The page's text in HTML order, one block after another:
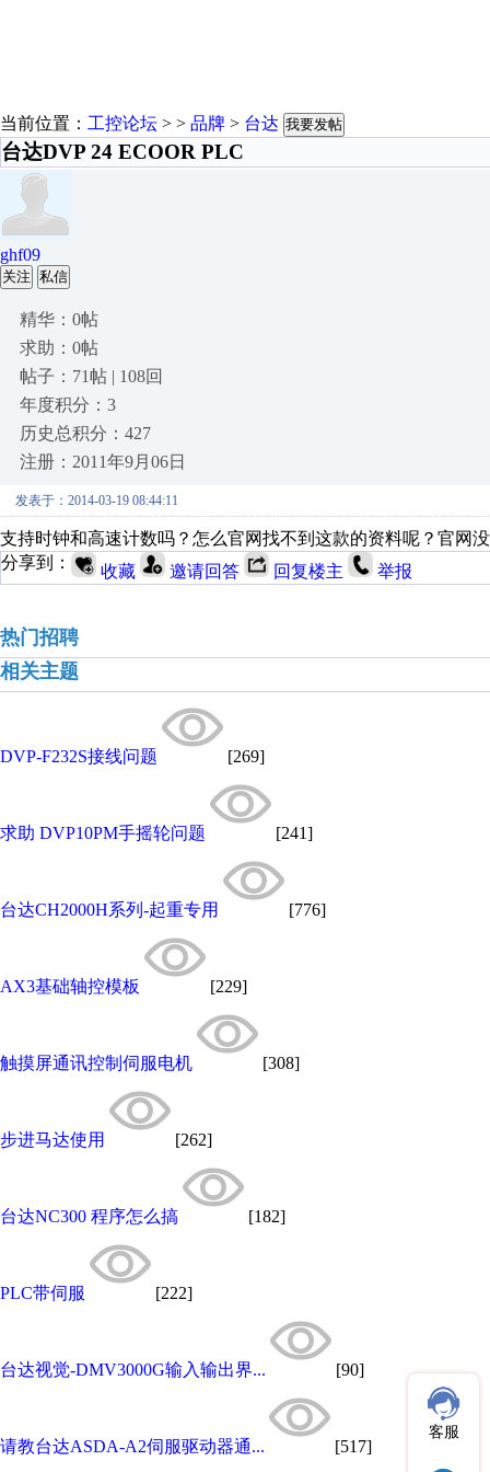
当前位置： 工控论坛 > > 品牌 > 台达 我要发帖
台达DVP 24 ECOOR PLC
ghf09
关注 私信
精华：0帖
求助：0帖
帖子：71帖 | 108回
年度积分：3
历史总积分：427
注册：2011年9月06日
发表于：2014-03-19 08:44:11
支持时钟和高速计数吗？怎么官网找不到这款的资料呢？官网
分享到：
收藏 邀请回答 回复楼主 举报
热门招聘
相关主题
DVP-F232S接线问题 [269]
求助 DVP10PM手摇轮问题 [241]
台达CH2000H系列-起重专用 [776]
AX3基础轴控模板 [229]
触摸屏通讯控制伺服电机 [308]
步进马达使用 [262]
台达NC300 程序怎么搞 [182]
PLC带伺服 [222]
台达视觉-DMV3000G输入输出界... [90]
请教台达ASDA-A2伺服驱动器通... [517]
客服